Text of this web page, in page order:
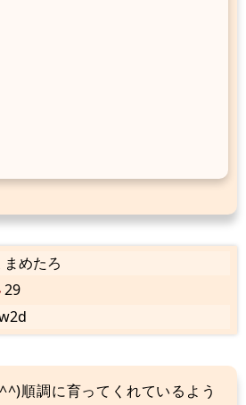
まめたろ
29
順調に育ってくれているよう